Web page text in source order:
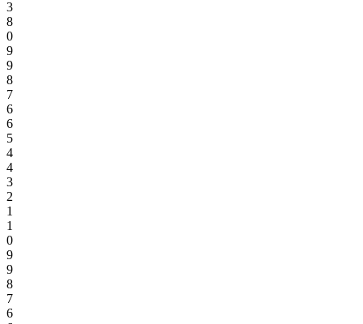
3
8
0
9
9
8
7
6
6
5
4
4
3
2
1
1
0
9
9
8
7
6